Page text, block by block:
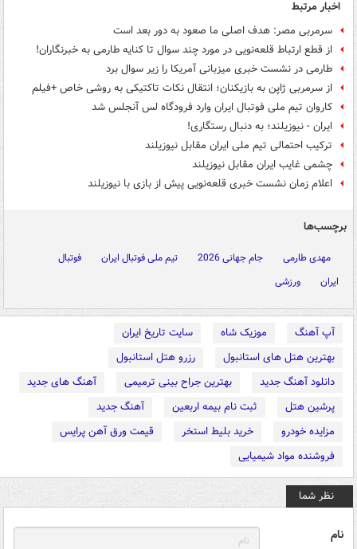
اخبار مرتبط
سرمربی مصر: هدف اصلی ما صعود به دور بعد است
از قطع ارتباط قلعه‌نویی در مورد چند سوال تا کنایه طارمی به خبرنگاران!
طارمی در نشست خبری میزبانی آمریکا را زیر سوال برد
از سرمربی ژاپن به بازیکنان؛ انتقال نکات تاکتیکی به روشی خاص +فیلم
کاروان تیم ملی فوتبال ایران وارد فرودگاه لس آنجلس شد
ایران - نیوزیلند؛ به دنبال رستگاری!
ترکیب احتمالی تیم ملی ایران مقابل نیوزیلند
چشمی غایب ایران مقابل نیوزیلند
اعلام زمان نشست خبری قلعه‌نویی پیش از بازی با نیوزیلند
برچسب‌ها
مهدی طارمی جام جهانی 2026 تیم ملی فوتبال ایران
فوتبال
ایران
ورزشی
آپ آهنگ موزیک شاه
سایت تاریخ ایران
بهترین هتل های استانبول
رزرو هتل استانبول
دانلود آهنگ جدید
بهترین جراح بینی ترمیمی
آهنگ های جدید
پرشین هتل
ثبت نام بیمه اربعین
آهنگ جدید
مزایده خودرو
خرید بلیط استخر
قیمت ورق آهن پرایس
فروشنده مواد شیمیایی
نظر شما
نام